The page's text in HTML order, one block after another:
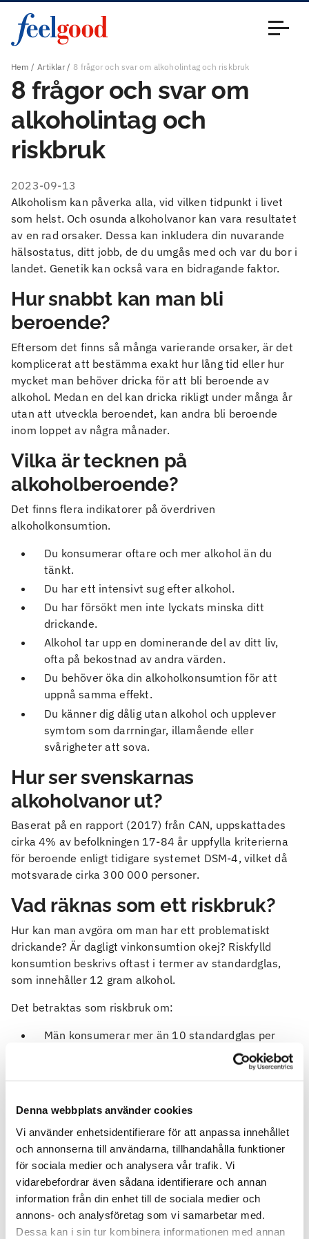
Denna webbplats använder cookies
Vi använder enhetsidentifierare för att anpassa innehållet
och annonserna till användarna, tillhandahålla funktioner
för sociala medier och analysera vår trafik. Vi
vidarebefordrar även sådana identifierare och annan
information från din enhet till de sociala medier och
annons- och analysföretag som vi samarbetar med.
Dessa kan i sin tur kombinera informationen med annan
Hem Artiklar 8 frågor och svar om alkoholintag och riskbruk
8 frågor och svar om
alkoholintag och
riskbruk
2023-09-13
Alkoholism kan påverka alla, vid vilken tidpunkt i livet
som helst. Och osunda alkoholvanor kan vara resultatet
av en rad orsaker. Dessa kan inkludera din nuvarande
hälsostatus, ditt jobb, de du umgås med och var du bor i
landet. Genetik kan också vara en bidragande faktor.
Hur snabbt kan man bli
beroende?
Eftersom det finns så många varierande orsaker, är det
komplicerat att bestämma exakt hur lång tid eller hur
mycket man behöver dricka för att bli beroende av
alkohol. Medan en del kan dricka rikligt under många år
utan att utveckla beroendet, kan andra bli beroende
inom loppet av några månader.
Vilka är tecknen på
alkoholberoende?
Det finns flera indikatorer på överdriven
alkoholkonsumtion.
Du konsumerar oftare och mer alkohol än du
tänkt.
Du har ett intensivt sug efter alkohol.
Du har försökt men inte lyckats minska ditt
drickande.
Alkohol tar upp en dominerande del av ditt liv,
ofta på bekostnad av andra värden.
Du behöver öka din alkoholkonsumtion för att
uppnå samma effekt.
Du känner dig dålig utan alkohol och upplever
symtom som darrningar, illamående eller
svårigheter att sova.
Hur ser svenskarnas
alkoholvanor ut?
Baserat på en rapport (2017) från CAN, uppskattades
cirka 4% av befolkningen 17-84 år uppfylla kriterierna
för beroende enligt tidigare systemet DSM-4, vilket då
motsvarade cirka 300 000 personer.
Vad räknas som ett riskbruk?
Hur kan man avgöra om man har ett problematiskt
drickande? Är dagligt vinkonsumtion okej? Riskfylld
konsumtion beskrivs oftast i termer av standardglas,
som innehåller 12 gram alkohol.
Det betraktas som riskbruk om:
Män konsumerar mer än 10 standardglas per
Kvinnor konsumerar mer än 10 standardglas per
Män dricker över 4 standardglas vid ett tillfälle.
Hur kan man veta om man
riskerar att bli alkoholist?
När är man alkoholist? På Nämndemansgårdens sida
kan du göra etttest med 12 frågormed inriktning på